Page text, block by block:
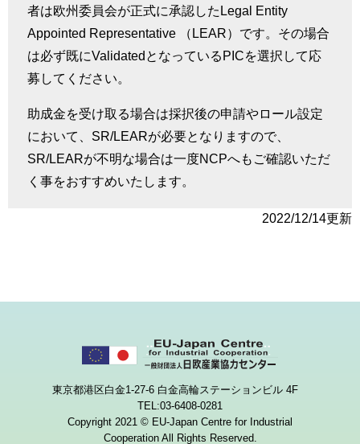
者は欧州委員会が正式に承認した Legal Entity
Appointed Representative
（ LEAR）です。その場合
は必ず既にValidated となっている PICを選択して応
募してください。
助成金を受け取る場合は採択後の申請やロール設定
において、 SR/LEARが必要となりますので、
SR/LEARが不明な場合は一度NCPへもご確認いただ
く事をおすすめいたします。
2022/12/14更新
東京都港区白金1-27-6 白金高輪ステーションビル 4F
TEL:03-6408-0281
Copyright 2021 © EU-Japan Centre for Industrial
Cooperation All Rights Reserved.